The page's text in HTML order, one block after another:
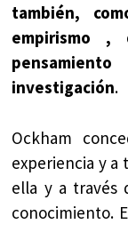
también,
empirismo ,
investigación.
Ockham
experiencia y a
ella y a través
conocimiento.